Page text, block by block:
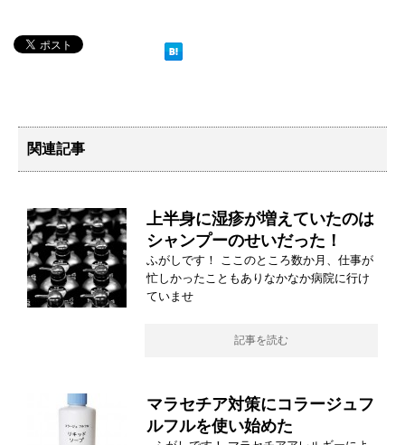
関連記事
上半身に湿疹が増えていたのは
シャンプーのせいだった！
ふがしです！ ここのところ数か月、仕事が
忙しかったこともありなかなか病院に行け
ていませ
記事を読む
マラセチア対策にコラージュフ
ルフルを使い始めた